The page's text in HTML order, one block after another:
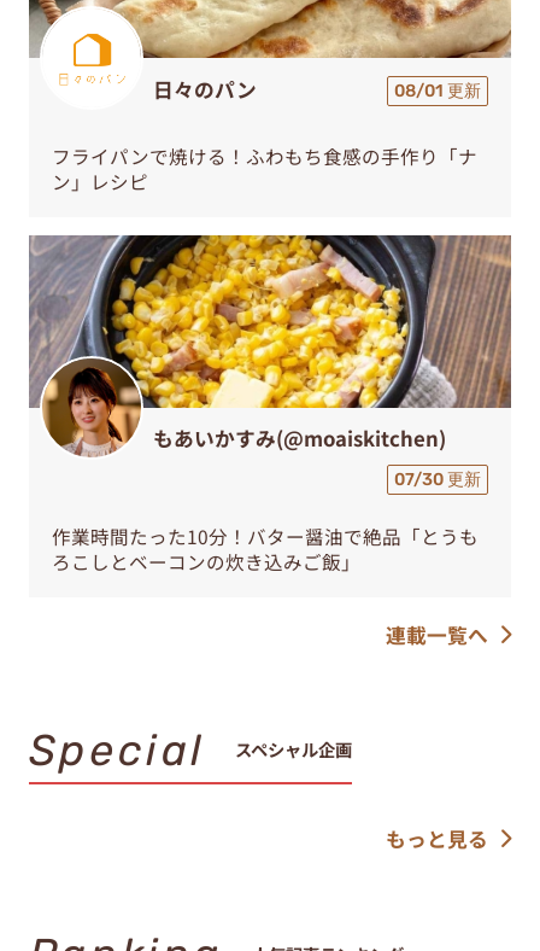
日々のパン 08/01 更新
フライパンで焼ける！ふわもち食感の手作り「ナ
ン」レシピ
もあいかすみ(@moaiskitchen)
07/30 更新
作業時間たった10分！バター醤油で絶品「とうも
ろこしとベーコンの炊き込みご飯」
連載一覧へ
Special スペシャル企画
もっと見る